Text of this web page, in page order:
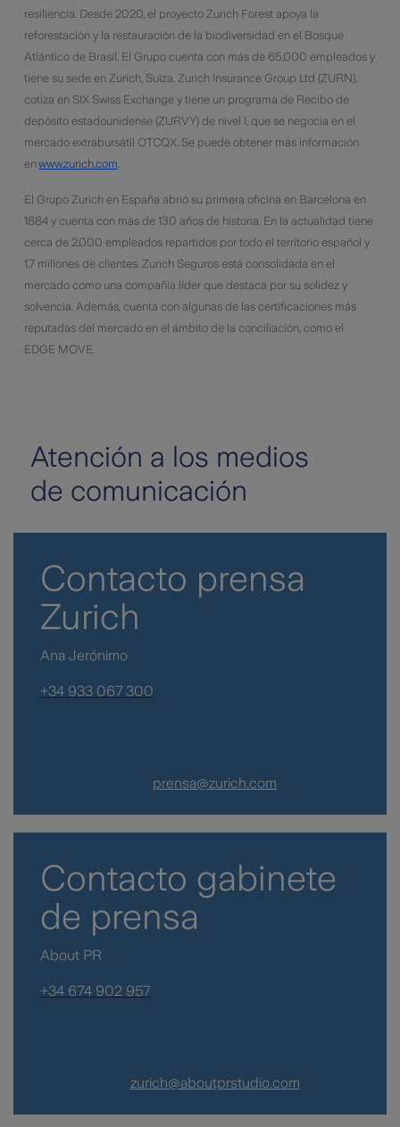
resiliencia. Desde 2020, el proyecto Zurich Forest apoya la
reforestación y la restauración de la biodiversidad en el Bosque
Atlántico de Brasil. El Grupo cuenta con más de 65,000 empleados y
tiene su sede en Zurich, Suiza. Zurich Insurance Group Ltd (ZURN),
cotiza en SIX Swiss Exchange y tiene un programa de Recibo de
depósito estadounidense (ZURVY) de nivel I, que se negocia en el
mercado extrabursátil OTCQX. Se puede obtener más información
enwww.zurich.com
El Grupo Zurich en España abrió su primera oficina en Barcelona en
1884 y cuenta con más de 130 años de historia. En la actualidad tiene
cerca de 2.000 empleados repartidos por todo el territorio español y
1,7 millones de clientes. Zurich Seguros está consolidada en el
mercado como una compañía líder que destaca por su solidez y
solvencia. Además, cuenta con algunas de las certificaciones más
reputadas del mercado en el ámbito de la conciliación, como el
EDGE MOVE.
Atención a los medios
de comunicación
Contacto prensa
Zurich
Ana Jerónimo
+34 933 067 300
prensa@zurich.com
Contacto gabinete
de prensa
About PR
+34 674 902 957
zurich@aboutprstudio.com